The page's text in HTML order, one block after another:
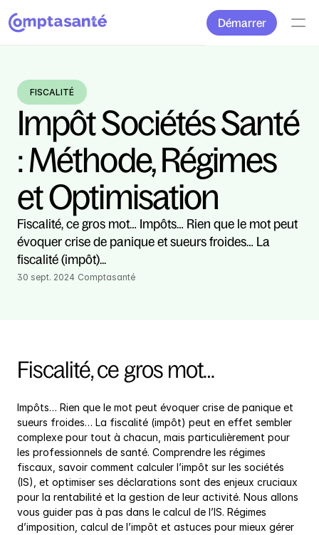
Démarrer
FISCALITÉ
Impôt Sociétés Santé
: Méthode, Régimes
et Optimisation
Fiscalité, ce gros mot… Impôts… Rien que le mot peut
évoquer crise de panique et sueurs froides… La
fiscalité (impôt)...
30 sept. 2024 Comptasanté
Fiscalité, ce gros mot…
Impôts… Rien que le mot peut évoquer crise de panique et
sueurs froides… La fiscalité (impôt) peut en effet sembler
complexe pour tout à chacun, mais particulièrement pour
les professionnels de santé. Comprendre les régimes
fiscaux, savoir comment calculer l’impôt sur les sociétés
(IS), et optimiser ses déclarations sont des enjeux cruciaux
pour la rentabilité et la gestion de leur activité. Nous allons
vous guider pas à pas dans le calcul de l’IS. Régimes
d’imposition, calcul de l’impôt et astuces pour mieux gérer